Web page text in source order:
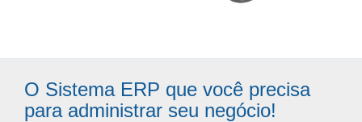
O Sistema ERP que você precisa
para administrar seu negócio!